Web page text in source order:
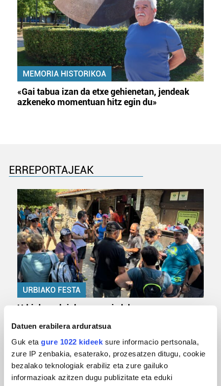
Datuen erabilera arduratsua
Guk eta gure 1022 kideek sure informacio pertsonala,
zure IP zenbakia, esaterako, prozesatzen ditugu, cookie
bezalako teknologiak erabiliz eta zure gailuko
informazioak azitzen dugu publizitate eta eduki
MEMORIA HISTORIKOA
«Gai tabua izan da etxe gehienetan, jendeak
azkeneko momentuan hitz egin du»
ERREPORTAJEAK
URBIAKO FESTA
Urbiako zelaiak erromeria leku